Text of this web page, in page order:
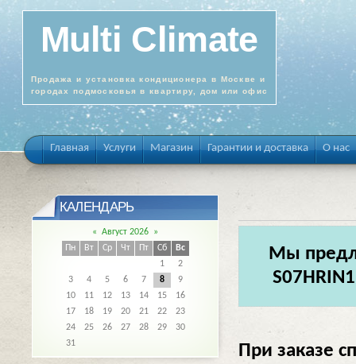
Multi Climate
Продажа и установка кондиционера в Москве и
городах подмосковья в квартиру, дом или офис
Главная Услуги Магазин Гарантии и доставка О нас
Мы
При заказе
КАЛЕНДАРЬ
« Август 2026 »
Пн
Вт Ср Чт Пт Сб
Вс
1
2
3
4 5 6 7 8
9
10
11 12 13 14 15
16
17
18 19 20 21 22
23
24
25 26 27 28 29
30
31